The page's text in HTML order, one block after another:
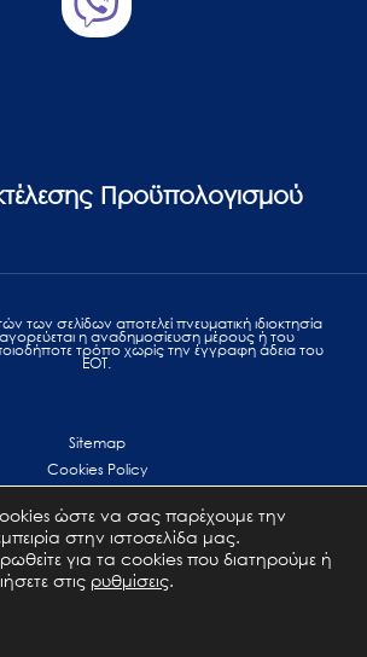
Προϋπολογισμού
των σελίδων αποτελεί πvευματική ιδιοκτησία
η αναδημοσίευση μέρους ή του
τρόπο χωρίς την έγγραφη άδεια του
ΕΟΤ.
Sitemap
Cookies Policy
Terms of use
Επικοινωνία
ώστε να σας παρέχουμε την
στην ιστοσελίδα μας.
για τα cookies που διατηρούμε ή
στις ρυθμίσεις.